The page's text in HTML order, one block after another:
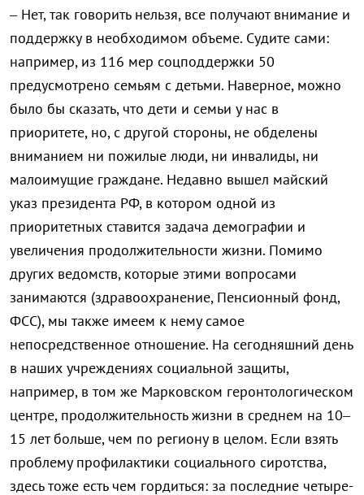
– Нет, так говорить нельзя, все получают внимание и
поддержку в необходимом объеме. Судите сами:
например, из 116 мер соцподдержки 50
предусмотрено семьям с детьми. Наверное, можно
было бы сказать, что дети и семьи у нас в
приоритете, но, с другой стороны, не обделены
вниманием ни пожилые люди, ни инвалиды, ни
малоимущие граждане. Недавно вышел майский
указ президента РФ, в котором одной из
приоритетных ставится задача демографии и
увеличения продолжительности жизни. Помимо
других ведомств, которые этими вопросами
занимаются (здравоохранение, Пенсионный фонд,
ФСС), мы также имеем к нему самое
непосредственное отношение. На сегодняшний день
в наших учреждениях социальной защиты,
например, в том же Марковском геронтологическом
центре, продолжительность жизни в среднем на 10–
15 лет больше, чем по региону в целом. Если взять
проблему профилактики социального сиротства,
здесь тоже есть чем гордиться: за последние четыре-